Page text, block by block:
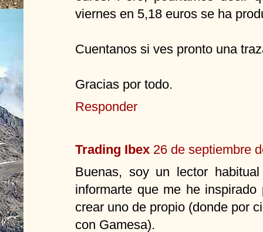
viernes en 5,18 euros se ha
Cuentanos si ves pronto una
Gracias por todo.
Responder
Trading Ibex 26 de septiembre
Buenas, soy un lector
informarte que me he
crear uno de propio (donde por
con Gamesa).